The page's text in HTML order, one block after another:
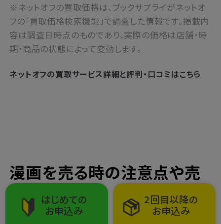
はじめての
お申込み
2回目以降の
お申込み
※ネットオフの買取価格は、ブックサプライがネットオ
フの「買取価格検索機能」で調査した情報です。掲載内
容は調査日時点のものであり、実際の価格は店舗・時
期・商品の状態によって変動します。
ネットオフの買取サービス詳細と評判・口コミはこちら
漫画を売る時の注意点や売
るタイミング